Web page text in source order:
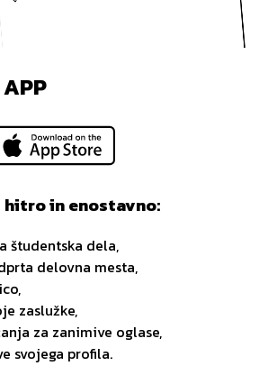
in enostavno:
študentska dela,
delovna mesta,
zaslužke,
za zanimive oglase,
svojega profila.